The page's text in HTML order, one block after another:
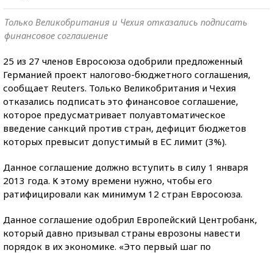
Только Великобритания и Чехия отказались подписать
финансовое соглашение
25 из 27 членов Евросоюза одобрили предложенный
Германией проект налогово-бюджетного соглашения,
сообщает Reuters. Только Великобритания и Чехия
отказались подписать это финансовое соглашение,
которое предусматривает полуавтоматическое
введение санкций против стран, дефицит бюджетов
которых превысит допустимый в ЕС лимит (3%).
Данное соглашение должно вступить в силу 1 января
2013 года. К этому времени нужно, чтобы его
ратифицировали как минимум 12 стран Евросоюза.
Данное соглашение одобрил Европейский Центробанк,
который давно призывал страны еврозоны навести
порядок в их экономике. «Это первый шаг по